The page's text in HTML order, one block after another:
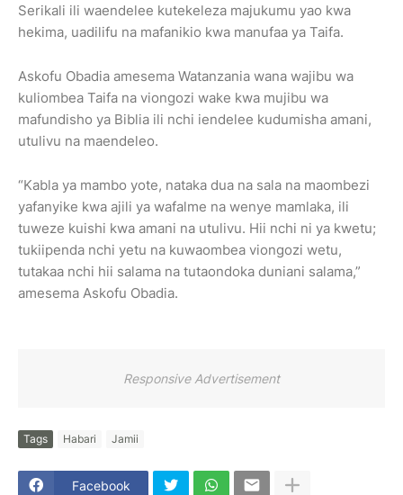
Serikali ili waendelee kutekeleza majukumu yao kwa
hekima, uadilifu na mafanikio kwa manufaa ya Taifa.
Askofu Obadia amesema Watanzania wana wajibu wa
kuliombea Taifa na viongozi wake kwa mujibu wa
mafundisho ya Biblia ili nchi iendelee kudumisha amani,
utulivu na maendeleo.
“Kabla ya mambo yote, nataka dua na sala na maombezi
yafanyike kwa ajili ya wafalme na wenye mamlaka, ili
tuweze kuishi kwa amani na utulivu. Hii nchi ni ya kwetu;
tukiipenda nchi yetu na kuwaombea viongozi wetu,
tutakaa nchi hii salama na tutaondoka duniani salama,”
amesema Askofu Obadia.
Responsive Advertisement
Tags Habari Jamii
Facebook